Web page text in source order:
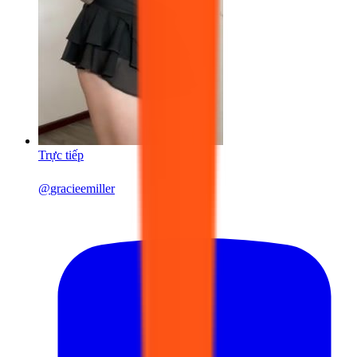
Trực tiếp
@gracieemiller